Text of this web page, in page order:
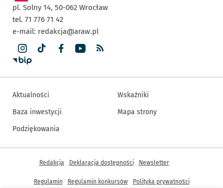
pl. Solny 14, 50-062 Wrocław
tel. 71 776 71 42
e-mail: redakcja@araw.pl
Aktualności
Baza inwestycji
Podziękowania
Wskaźniki
Mapa strony
Inne informacje
Redakcja Deklaracja dostępności Newsletter
Regulamin Regulamin konkursów Polityka prywatności